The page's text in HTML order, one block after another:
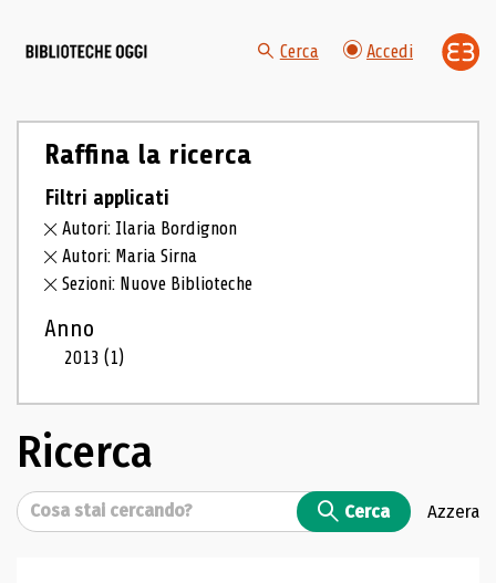
Cerca Accedi
Raffina la ricerca
Filtri applicati
Autori: Ilaria Bordignon
Autori: Maria Sirna
Sezioni: Nuove Biblioteche
Anno
2013(1)
Ricerca
Cerca Cerca Azzera